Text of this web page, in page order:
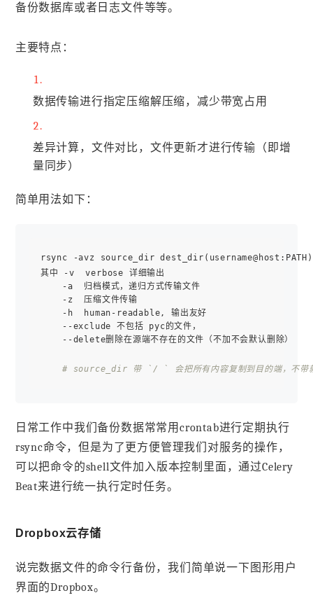
备份数据库或者日志文件等等。
主要特点：
数据传输进行指定压缩解压缩，减少带宽占用
差异计算，文件对比，文件更新才进行传输（即增
量同步）
简单用法如下：
rsync -avz source_dir
其中 -v  verbose 详细输出
-a  归档模式，递归方式传输文件
-z  压缩文件传输
-h  human-readable, 输出友好
--exclude 不包括 pyc的文件，
--delete删除在源端不存在的文件（不加不会默认删除）
# source_dir 带 `/ ` 会把所有内容复制到目的端，不带
日常工作中我们备份数据常常用crontab进行定期执行
rsync命令，但是为了更方便管理我们对服务的操作，
可以把命令的shell文件加入版本控制里面，通过Celery
Beat来进行统一执行定时任务。
Dropbox云存储
说完数据文件的命令行备份，我们简单说一下图形用户
界面的Dropbox。